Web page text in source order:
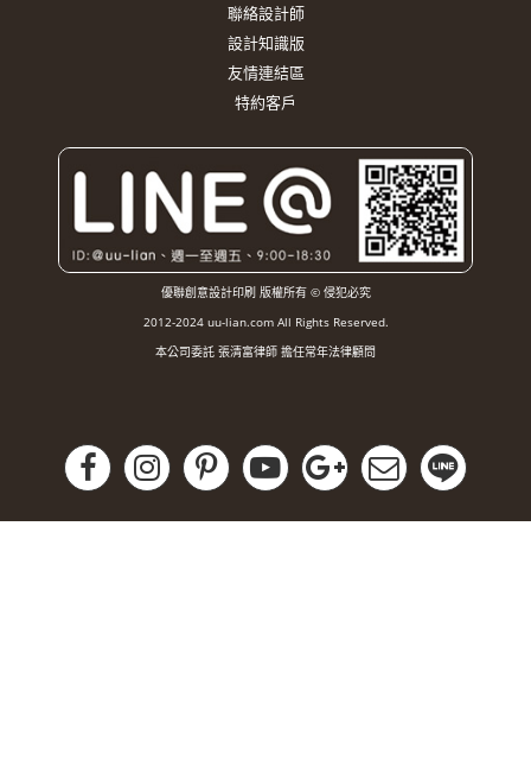
聯絡設計師
設計知識版
友情連結區
特約客戶
優聯創意設計印刷 版權所有 © 侵犯必究
2012-2024 uu-lian.com All Rights Reserved.
本公司委託 張清富律師 擔任常年法律顧問